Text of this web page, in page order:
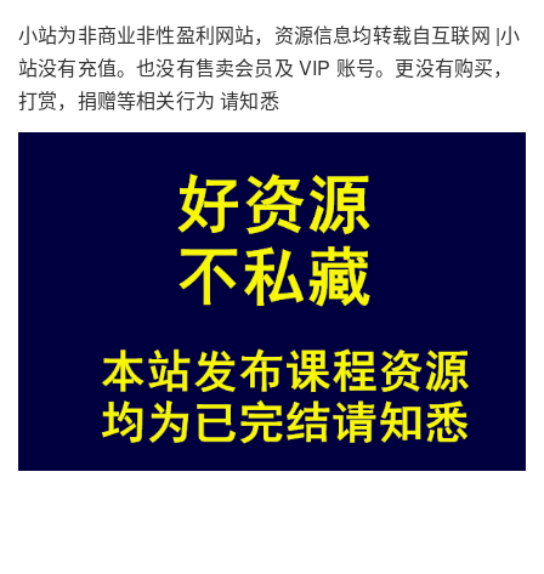
小站为非商业非性盈利网站，资源信息均转载自互联网 |小
站没有充值。也没有售卖会员及 VIP 账号。更没有购买，
打赏，捐赠等相关行为 请知悉